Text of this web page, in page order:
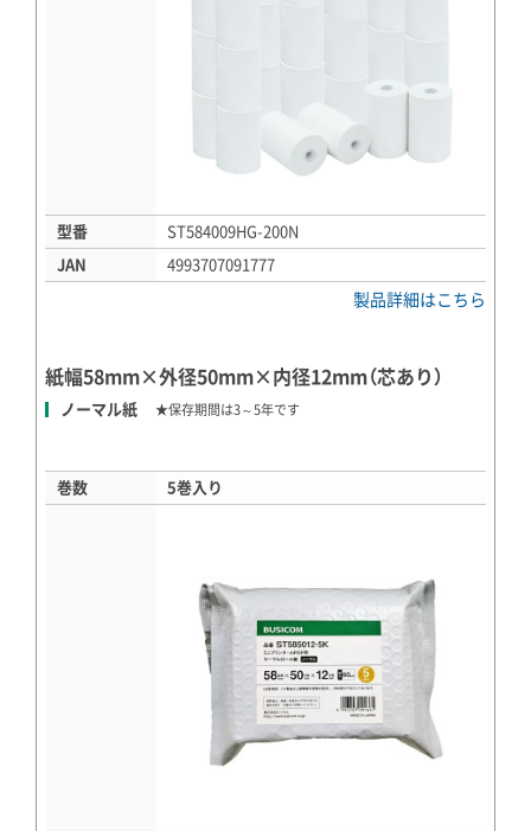
型番 ST584009HG-200N
JAN 4993707091777
製品詳細はこちら
紙幅58mm×外径50mm×内径12mm（芯あり）
ノーマル紙 ★保存期間は3～5年です
巻数 5巻入り